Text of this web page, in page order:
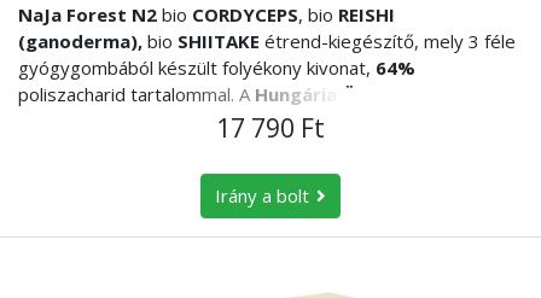
NaJa Forest N2 bio CORDYCEPS, bio REISHI
(ganoderma), bio SHIITAKE étrend-kiegészítő, mely 3 féle
gyógygombából készült folyékony kivonat, 64%
poliszacharid tartalommal. A Hungária Öko Garancia BIO
minősítésével rendelkező, gyógygomba tartalmú étrend-
64% poliszacharid tartalommal rendelkező termék.
Bio Reishi gomba (Ganoderma lucidum) 0.042 g / ml
Bio Kínai hernyógomba (Cordyceps sinensis) 0.042
17 790 Ft
Irány a bolt